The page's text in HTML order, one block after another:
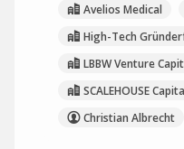
Avelios Medical
High-Tech
LBBW Venture
SCALEHOUSE
Christian Albrecht